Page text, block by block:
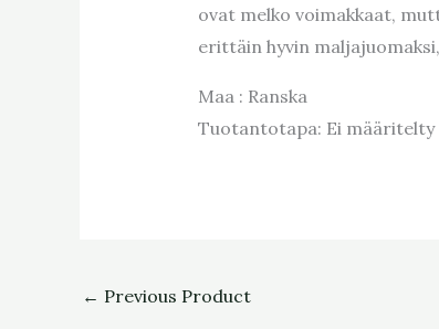
ovat melko voimakkaat,
erittäin hyvin
Maa : Ranska
Tuotantotapa: Ei määritelty
← Previous Product